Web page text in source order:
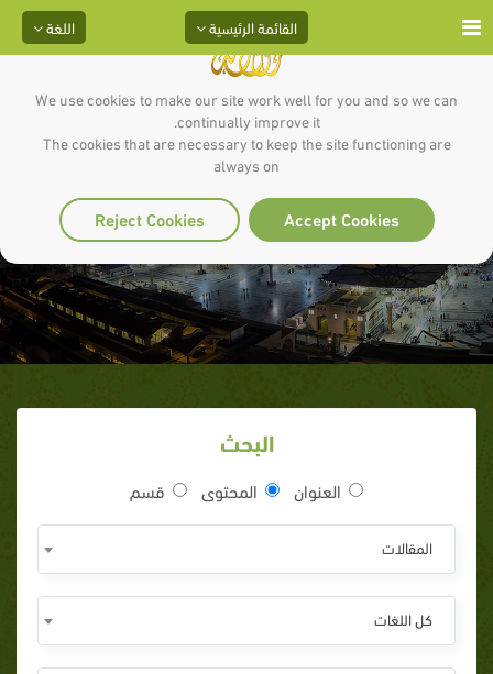
We use cookies to make our site work well for you and so we can
continually improve it.
The cookies that are necessary to keep the site functioning are
always on
Accept Cookies
Reject Cookies
اللغة القائمة الرئيسية
من الدار إلى الغار
البحث
العنوان المحتوى قسم
المقالات
كل اللغات